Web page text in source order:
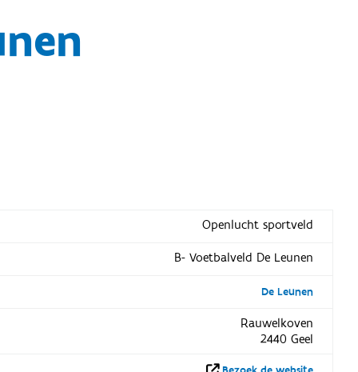
Openlucht sportveld
B- Voetbalveld De Leunen
De Leunen
Rauwelkoven
2440 Geel